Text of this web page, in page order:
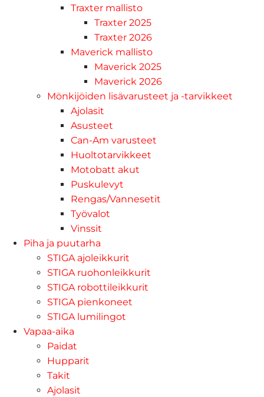
Traxter mallisto
Traxter 2025
Traxter 2026
Maverick mallisto
Maverick 2025
Maverick 2026
Mönkijöiden lisävarusteet ja -tarvikkeet
Ajolasit
Asusteet
Can-Am varusteet
Huoltotarvikkeet
Motobatt akut
Puskulevyt
Rengas/Vannesetit
Työvalot
Vinssit
Piha ja puutarha
STIGA ajoleikkurit
STIGA ruohonleikkurit
STIGA robottileikkurit
STIGA pienkoneet
STIGA lumilingot
Vapaa-aika
Paidat
Hupparit
Takit
Ajolasit